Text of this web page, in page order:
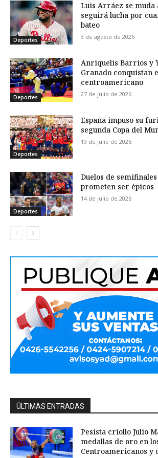
Deportes
Luis Arráez se muda
seguirá lucha por
bateo
3 de agosto de 2026
Deportes
Anriquelis Barrios y
Granado conquistan
centroamericano
27 de julio de 2026
Deportes
España impuso su
segunda Copa del
19 de julio de 2026
Deportes
Duelos de
prometen ser épicos
14 de julio de 2026
ÚLTIMAS ENTRADAS
Pesista criollo Julio
medallas de oro en
Centroamericanos y